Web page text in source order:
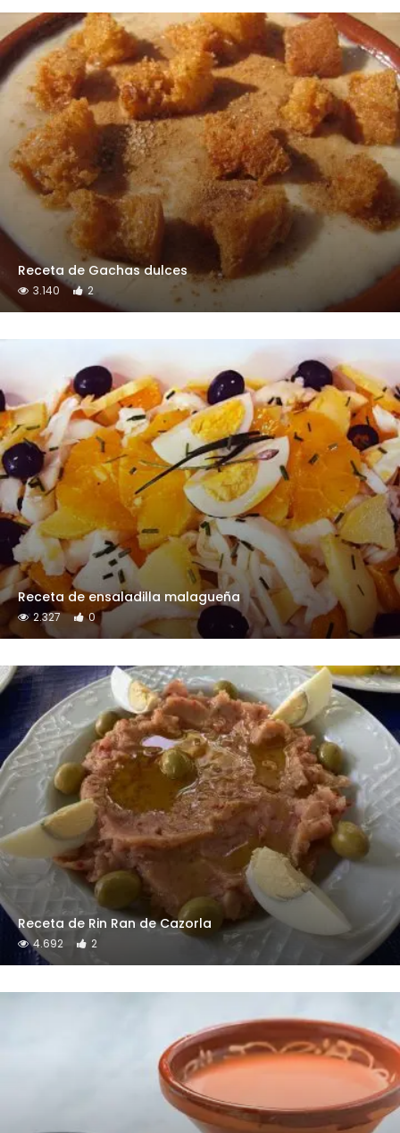
Receta de Gachas dulces
3.140 2
Receta de ensaladilla malagueña
2.327 0
Receta de Rin Ran de Cazorla
4.692 2